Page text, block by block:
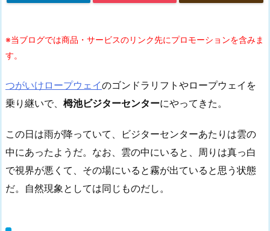
※当ブログでは商品・サービスのリンク先にプロモーションを含みま
す。
つがいけロープウェイのゴンドラリフトやロープウェイを
乗り継いで、 栂池ビジターセンターにやってきた。
この日は雨が降っていて、ビジターセンターあたりは雲の
中にあったようだ。なお、雲の中にいると、周りは真っ白
で視界が悪くて、その場にいると霧が出ていると思う状態
だ。自然現象としては同じものだし。